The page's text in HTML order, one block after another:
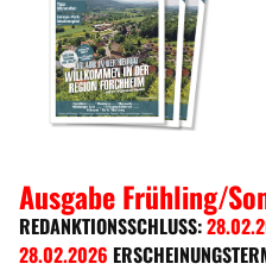
Ausgabe Frühling/
REDANKTIONSSCHLUSS:
28.02.2026